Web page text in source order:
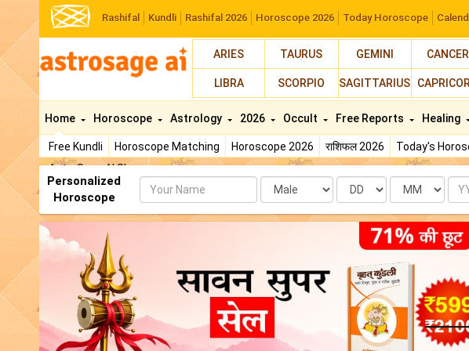
Rashifal Kundli Rashifal 2026 Horoscope 2026 Today Horoscope
ARIES TAURUS GEMINI CANCER
LIBRA SCORPIO SAGITTARIUS
Home
Free Kundli Horoscope Matching Horoscope 2026 राशिफल 2026 Today's
AstroSage AI Shop
Horoscope Astrology 2026 Occult Free Reports Healing
Personalized
Horoscope
Name Date Month